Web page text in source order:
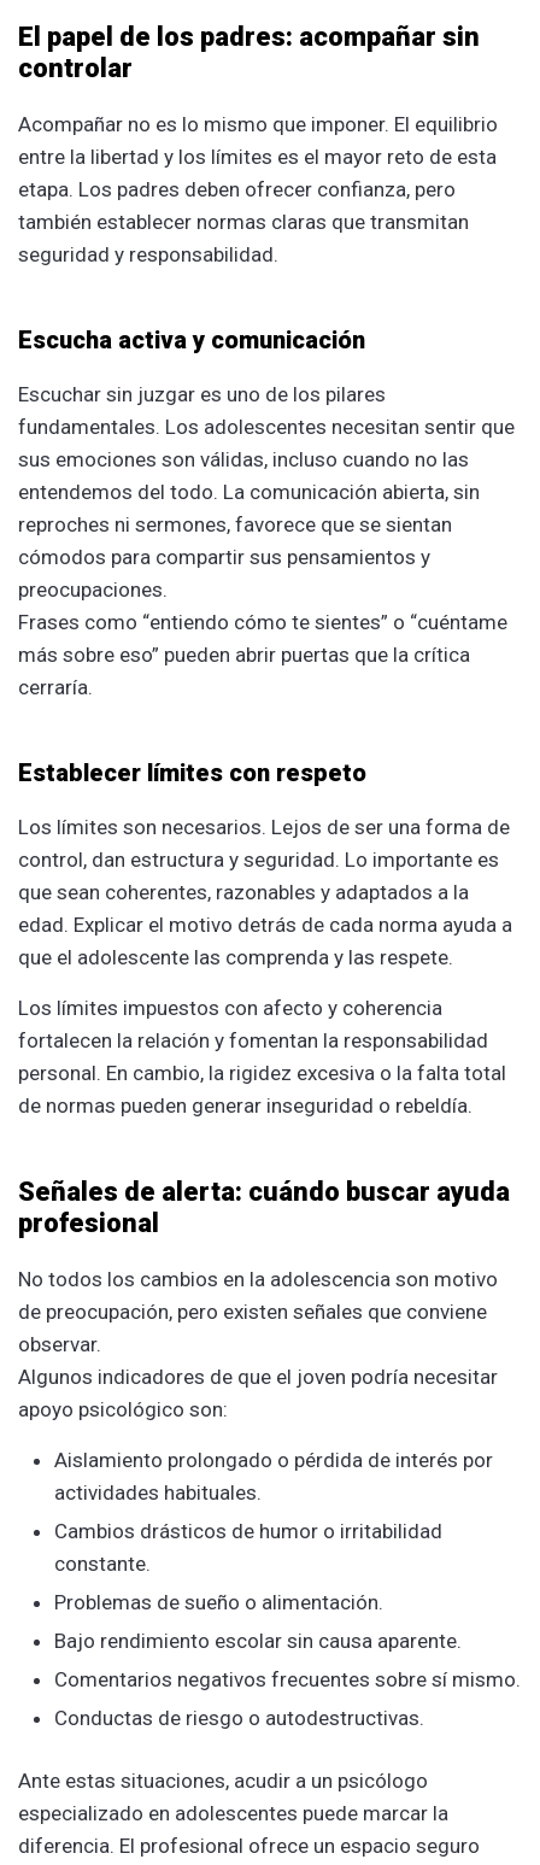
El papel de los padres: acompañar sin
controlar
Acompañar no es lo mismo que imponer. El equilibrio
entre la libertad y los límites es el mayor reto de esta
etapa. Los padres deben ofrecer confianza, pero
también establecer normas claras que transmitan
seguridad y responsabilidad.
Escucha activa y comunicación
Escuchar sin juzgar es uno de los pilares
fundamentales. Los adolescentes necesitan sentir que
sus emociones son válidas, incluso cuando no las
entendemos del todo. La comunicación abierta, sin
reproches ni sermones, favorece que se sientan
cómodos para compartir sus pensamientos y
preocupaciones.
Frases como “entiendo cómo te sientes” o “cuéntame
más sobre eso” pueden abrir puertas que la crítica
cerraría.
Establecer límites con respeto
Los límites son necesarios. Lejos de ser una forma de
control, dan estructura y seguridad. Lo importante es
que sean coherentes, razonables y adaptados a la
edad. Explicar el motivo detrás de cada norma ayuda a
que el adolescente las comprenda y las respete.
Los límites impuestos con afecto y coherencia
fortalecen la relación y fomentan la responsabilidad
personal. En cambio, la rigidez excesiva o la falta total
de normas pueden generar inseguridad o rebeldía.
Señales de alerta: cuándo buscar ayuda
profesional
No todos los cambios en la adolescencia son motivo
de preocupación, pero existen señales que conviene
observar.
Algunos indicadores de que el joven podría necesitar
apoyo psicológico son:
Aislamiento prolongado o pérdida de interés por
actividades habituales.
Cambios drásticos de humor o irritabilidad
constante.
Problemas de sueño o alimentación.
Bajo rendimiento escolar sin causa aparente.
Comentarios negativos frecuentes sobre sí mismo.
Conductas de riesgo o autodestructivas.
Ante estas situaciones, acudir a un psicólogo
especializado en adolescentes puede marcar la
diferencia. El profesional ofrece un espacio seguro